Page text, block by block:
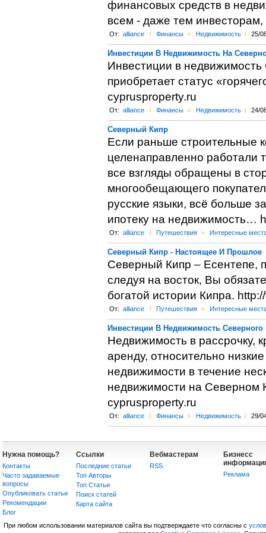
финансовых средств в
всем - даже тем
От: alliance l Финансы > Недвижимость l 25/
Инвестиции В Недвижимость На
Инвестиции в
приобретает статус
cyprusproperty.ru
От: alliance l Финансы > Недвижимость l 24/
Северный Кипр
Если раньше строительные
целенаправленно работали
все взгляды обращены в
многообещающего
русские языки, всё больше
ипотеку на недвижимость…
От: alliance l Путешествия > Интересные
Северный Кипр - Настоящее И Прошлое
Северный Кипр – Есентепе,
следуя на восток, Вы
богатой истории Кипра.
От: alliance l Путешествия > Интересные
Инвестиции В Недвижимость Северного
Недвижимость в рассрочку,
аренду, относительно
недвижимости в течение
недвижимости на Северном
cyprusproperty.ru
От: alliance l Финансы > Недвижимость l 29/
Нужна помощь?
Контакты
Часто задаваемые
вопросы
Опубликовать статьи
Рекомендации
Блог
Ссылки
Последние статьи
Топ Авторы
Топ Статьи
Поиск статей
Карта сайта
Вебмастерам
RSS
Бизнесс
Реклама
При любом использовании материалов сайта вы подтверждаете что согласны с